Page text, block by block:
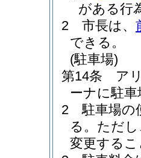
がある行
2
市長は、
できる。
(駐車場)
第14条
ア
ーナに駐
2
駐車場の
る。 ただ
変更する